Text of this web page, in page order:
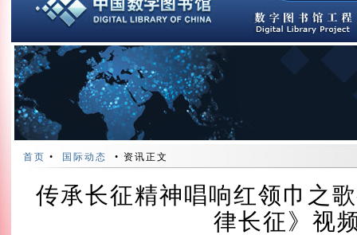
首页 • 国际动态 • 资讯正文
传承长征精神唱响红领巾之
律长征》视